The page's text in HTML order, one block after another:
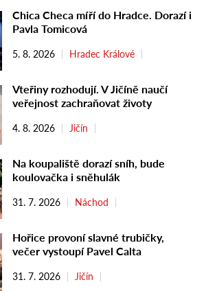
Chica Checa míří do Hradce. Dorazí i
Pavla Tomicová
5. 8. 2026 Hradec Králové
Vteřiny rozhodují. V Jičíně naučí
veřejnost zachraňovat životy
4. 8. 2026 Jičín
Na koupaliště dorazí sníh, bude
koulovačka i sněhulák
31. 7. 2026 Náchod
Hořice provoní slavné trubičky,
večer vystoupí Pavel Calta
31. 7. 2026 Jičín